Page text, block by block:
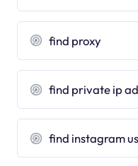
find proxy
find private ip
find instagram